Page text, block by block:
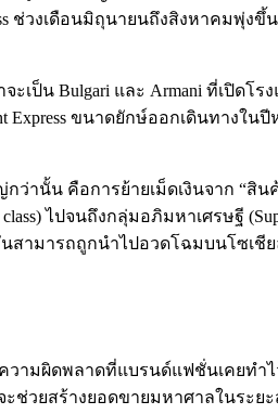
ช่วงเดือนมิถุนายนถึงสิงหาคมพุ่
น Bulgari และ Armani ที่เปิดโร
ขนาดยักษ์ออกเดินทางใน
านั้น คือการย้ายเม็ดเงินจาก “สินค้
ไปจนถึงกลุ่มอภิมหาเศรษฐี
ารถถูกนำไปอวดโฉมบนโซเชียล
ามผิดพลาดที่แบรนด์แฟชั่นเคยท
วยสร้างยอดขายมหาศาลในระย